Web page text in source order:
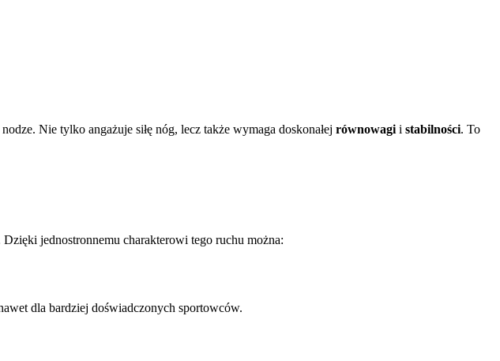
Nie tylko angażuje siłę nóg, lecz także wymaga doskonałej równowagi i stabilności. To
jednostronnemu charakterowi tego ruchu można:
dla bardziej doświadczonych sportowców.